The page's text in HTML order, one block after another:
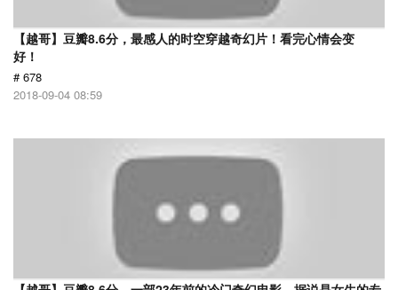
【越哥】豆瓣8.6分，最感人的时空穿越奇幻片！看完心情会变
好！
# 678
2018-09-04 08:59